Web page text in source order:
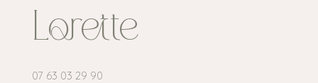
Lorette
07 63 03 29 90